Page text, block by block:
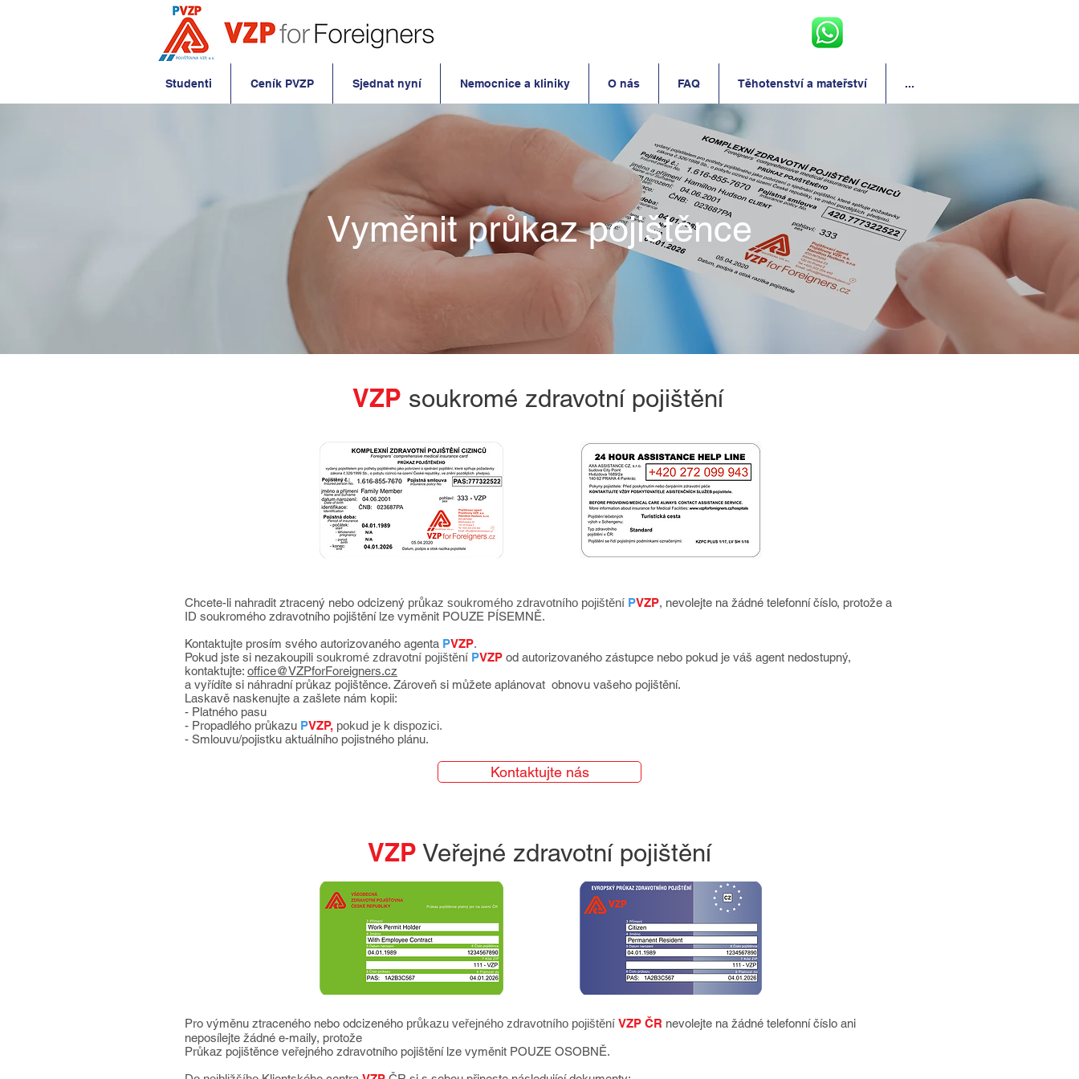
Studenti Ceník PVZP Sjednat nyní Nemocnice a kliniky O nás FAQ Těhotenství a mateřství ...
Vyměnit průkaz pojištěnce
VZP soukromé zdravotní pojištění
Chcete-li nahradit ztracený nebo odcizený průkaz soukromého zdravotního pojištění PVZP, nevolejte na žádné telefonní číslo, protože a
ID soukromého zdravotního pojištění lze vyměnit POUZE PÍSEMNĚ.
Kontaktujte prosím svého autorizovaného agenta PVZP.
Pokud jste si nezakoupili soukromé zdravotní pojištění PVZP od autorizovaného zástupce nebo pokud je váš agent nedostupný,
kontaktujte: office@VZPforForeigners.cz
a vyřídíte si náhradní průkaz pojištěnce. Zároveň si můžete aplánovat obnovu vašeho pojištění.
Laskavě naskenujte a zašlete nám kopii:
- Platného pasu
- Propadlého průkazu PVZP, pokud je k dispozici.
- Smlouvu/pojistku aktuálního pojistného plánu.
Kontaktujte nás
VZP Veřejné zdravotní pojištění
Pro výměnu ztraceného nebo odcizeného průkazu veřejného zdravotního pojištění VZP ČR nevolejte na žádné telefonní číslo ani
neposílejte žádné e-maily, protože
Průkaz pojištěnce veřejného zdravotního pojištění lze vyměnit POUZE OSOBNĚ.